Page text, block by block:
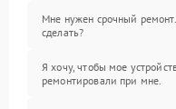
Мне нужен срочный
сделать?
Я хочу, чтобы мое
ремонтировали при мне.